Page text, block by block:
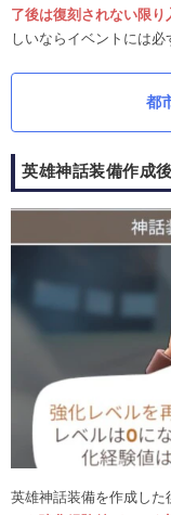
了後は復刻されない限り
しいならイベントには必
都
英雄神話装備作成
英雄神話装備を作成した